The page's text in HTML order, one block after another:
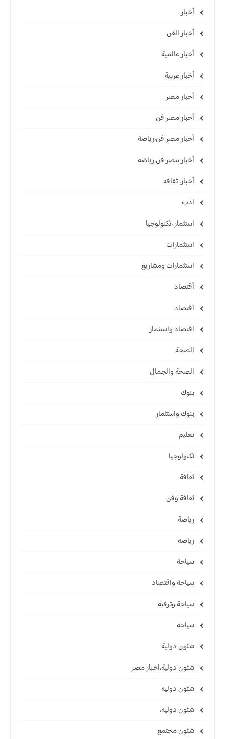
أخبار
أخبار الفن
أخبار عالمية
أخبار عربية
أخبار مصر
أخبار مصر فن
أخبار مصر فن،رياضة
أخبار مصر فن،رياضه
أخبار، ثقافه
ادب
استثمار ،تكنولوجيا
استثمارات
استثمارات ومشاريع
أقتصاد
اقتصاد
اقتصاد واستثمار
الصحة
الصحة والجمال
بنوك
بنوك واستثمار
تعليم
تكنولوجيا
ثقافة
ثقافة وفن
رياضة
رياضه
سياحة
سياحة واقتصاد
سياحة وترفيه
سياحه
شئون دولية
شئون دولية،اخبار مصر
شئون دوليه
شئون دوليه،
شئون مجتمع